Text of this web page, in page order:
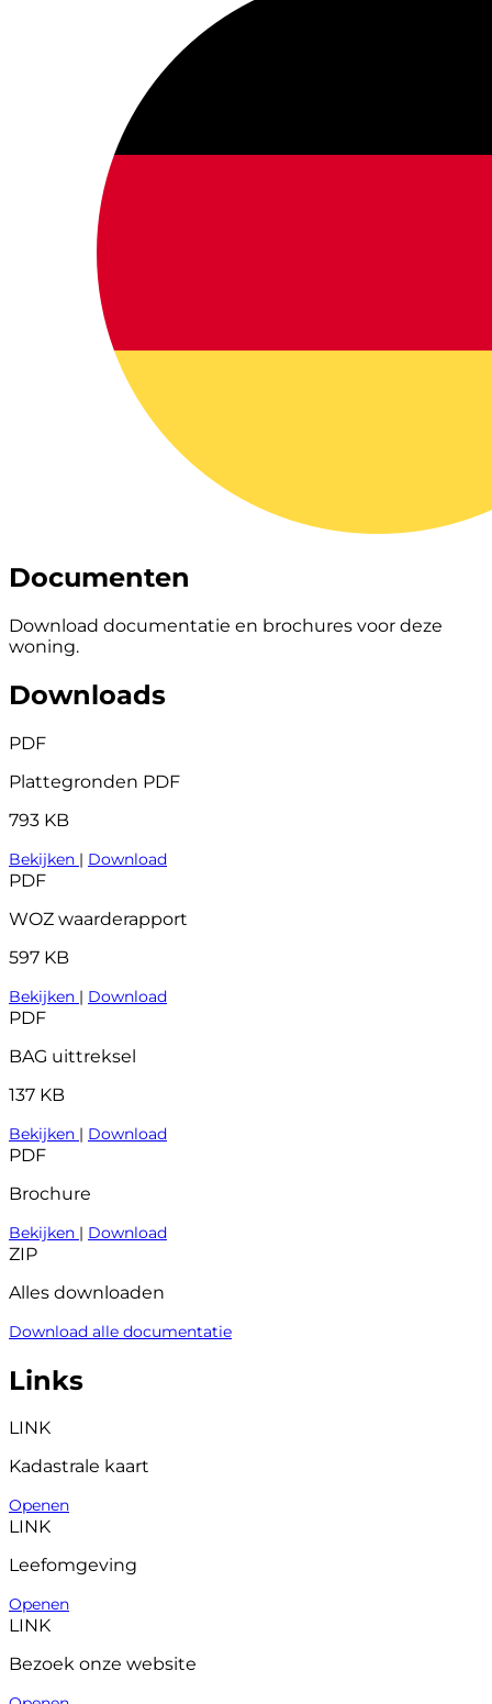
Documenten
Download documentatie en brochures voor deze
woning.
Downloads
PDF
Plattegronden PDF
793 KB
Bekijken | Download
PDF
WOZ waarderapport
597 KB
Bekijken | Download
PDF
BAG uittreksel
137 KB
Bekijken | Download
PDF
Brochure
Bekijken | Download
ZIP
Alles downloaden
Download alle documentatie
Links
LINK
Kadastrale kaart
Openen
LINK
Leefomgeving
Openen
LINK
Bezoek onze website